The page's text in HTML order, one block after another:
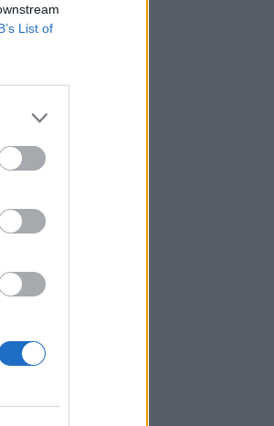
List of
σήμερα, 14